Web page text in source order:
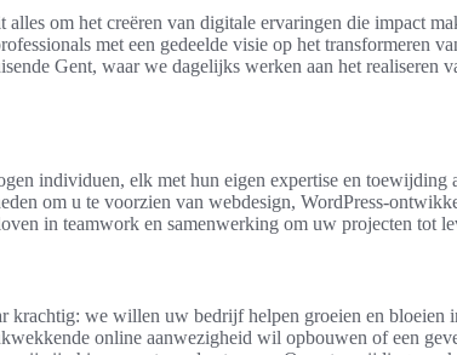
om het creëren van digitale ervaringen die impact
met een gedeelde visie op het transformeren
Gent, waar we dagelijks werken aan het realiseren
individuen, elk met hun eigen expertise en toewijding
om u te voorzien van webdesign, WordPress-
in teamwork en samenwerking om uw projecten tot
krachtig: we willen uw bedrijf helpen groeien en bloeien
online aanwezigheid wil opbouwen of een